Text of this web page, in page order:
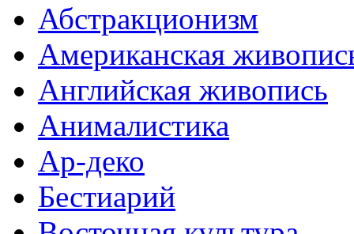
Абстракционизм
Американская
Английская живопись
Анималистика
Ар-деко
Бестиарий